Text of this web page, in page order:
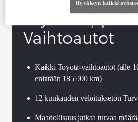
Toyota
Vaihtoautot
Kaikki Toyota-vaihtoautot (alle
enintään 185 000 km)
12 kuukauden veloitukseton
Mahdollisuus jatkaa turvaa
Hyväksyn kaikki